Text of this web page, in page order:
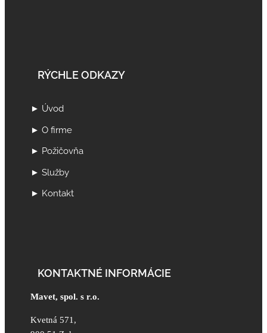
RÝCHLE ODKAZY
► Úvod
► O firme
► Požičovňa
► Služby
► Kontakt
KONTAKTNÉ INFORMÁCIE
Mavet, spol. s r.o.
Kvetná 571,